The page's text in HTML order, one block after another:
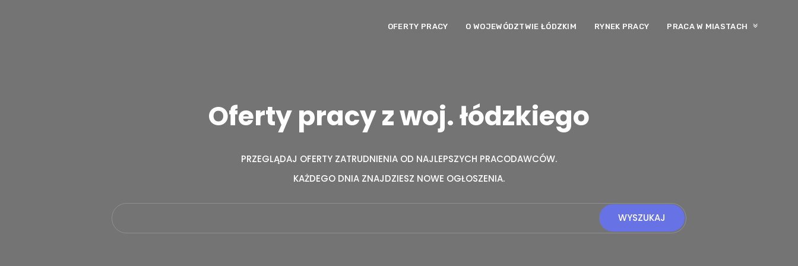
OFERTY PRACY O WOJEWÓDZTWIE ŁÓDZKIM RYNEK PRACY PRACA W MIASTACH
Oferty pracy z woj. łódzkiego
PRZEGLĄDAJ OFERTY ZATRUDNIENIA OD NAJLEPSZYCH PRACODAWCÓW.
KAŻDEGO DNIA ZNAJDZIESZ NOWE OGŁOSZENIA.